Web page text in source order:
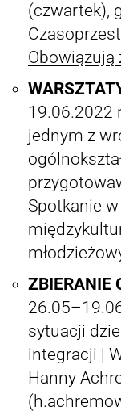
(czwartek),
Obowiązują
19.06.2022
jednym z
Spotkanie
ZBIERANIE
sytuacji
integracji |
Hanny